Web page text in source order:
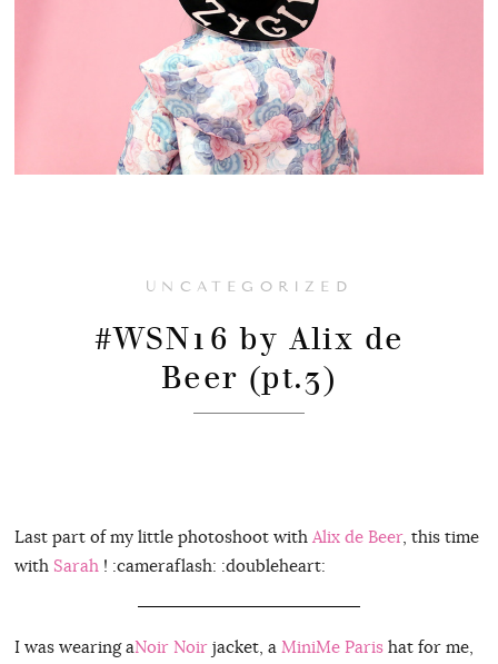
UNCATEGORIZED
#WSN16 by Alix de
Beer (pt.3)
Last part of my little photoshoot with Alix de Beer, this time
with Sarah! :cameraflash: :doubleheart:
I was wearing aNoir Noirjacket, a MiniMe Parishat for me,